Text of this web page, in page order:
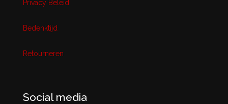
Privacy Beleid
Bedenktijd
Retourneren
Social media